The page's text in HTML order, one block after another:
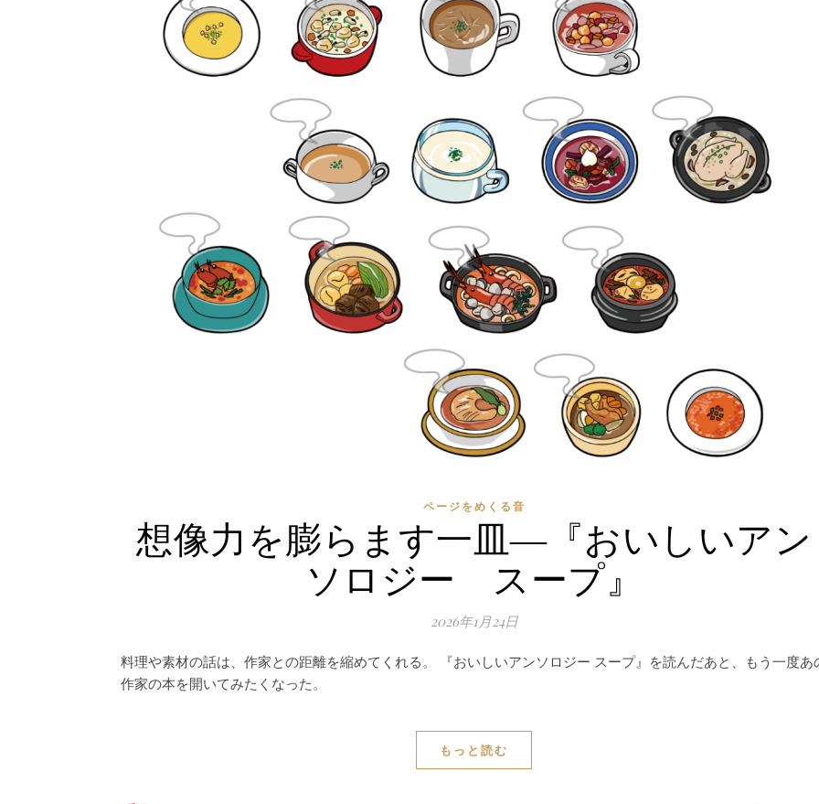
ページをめくる音
想像力を膨らます一皿―『おいしいアン
ソロジー スープ』
2026年1月24日
料理や素材の話は、作家との距離を縮めてくれる。 『おいしいアンソロジー スープ』を読んだあと、もう一度あ
作家の本を開いてみたくなった。
もっと読む